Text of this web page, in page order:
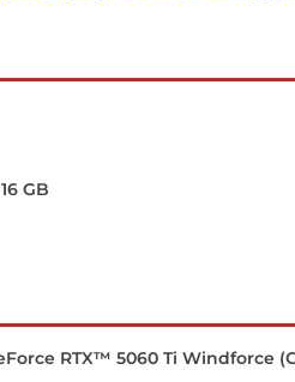
GB
RTX™ 5060 Ti Windforce